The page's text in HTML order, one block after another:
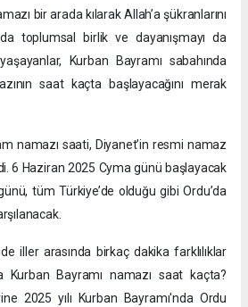
bir arada kılarak Allah’a şükranlarını
toplumsal birlik ve dayanışmayı da
Kurban Bayramı sabahında
saat kaçta başlayacağını merak
namazı saati, Diyanet’in resmi namaz
6 Haziran 2025 Cyma günü başlayacak
tüm Türkiye’de olduğu gibi Ordu’da
iller arasında birkaç dakika farklılıklar
Kurban Bayramı namazı saat kaçta?
2025 yılı Kurban Bayramı'nda Ordu